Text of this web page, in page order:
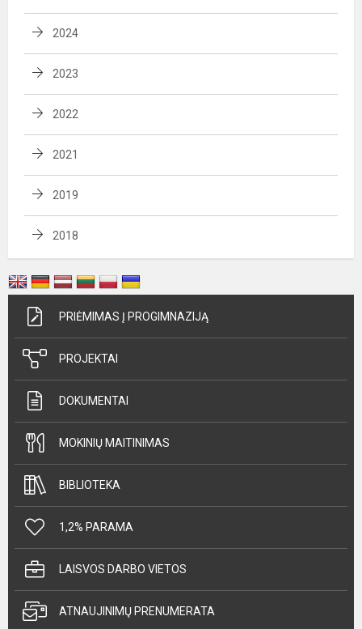
2024
2023
2022
2021
2019
2018
PRIĖMIMAS Į PROGIMNAZIJĄ
PROJEKTAI
DOKUMENTAI
MOKINIŲ MAITINIMAS
BIBLIOTEKA
1,2% PARAMA
LAISVOS DARBO VIETOS
ATNAUJINIMŲ PRENUMERATA